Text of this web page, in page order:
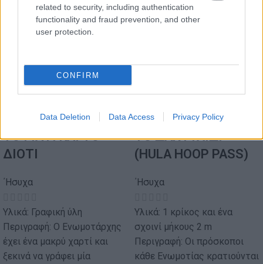
related to security, including authentication
functionality and fraud prevention, and other
user protection.
CONFIRM
Data Deletion Data Access Privacy Policy
ΤΟ ΓΙΑΤΙ ΚΑΙ ΤΟ
ΔΙΟΤΙ
΄Ησυχα
Υλικά: Γραφική ύλη
Περιγραφή: Ο Ενωμοτάρχης
έχει ένα μακρύ χαρτί και
ξεκινά να γράφει μία
ΤΟ ΔΑΧΤΥΛΙΔΙ
(HULA HOOP PASS)
΄Ησυχα
Υλικά: 1 κρίκος και ένα
σχοινί μήκους 2 m
Περιγραφή: Οι πρόσκοποι
κάθε Ενωμοτίας κρατιούνται